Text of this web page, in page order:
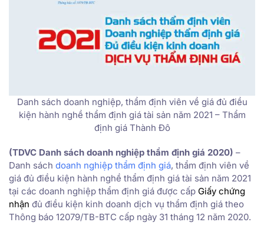
Danh sách doanh nghiệp, thẩm định viên về giá đủ điều
kiện hành nghề thẩm định giá tài sản năm 2021 – Thẩm
định giá Thành Đô
(TDVC Danh sách doanh nghiệp thẩm định giá 2020) –
Danh sách doanh nghiệp thẩm định giá, thẩm định viên về
giá đủ điều kiện hành nghề thẩm định giá tài sản năm 2021
tại các doanh nghiệp thẩm định giá được cấp Giấy chứng
nhận đủ điều kiện kinh doanh dịch vụ thẩm định giá theo
Thông báo 12079/TB-BTC cấp ngày 31 tháng 12 năm 2020.